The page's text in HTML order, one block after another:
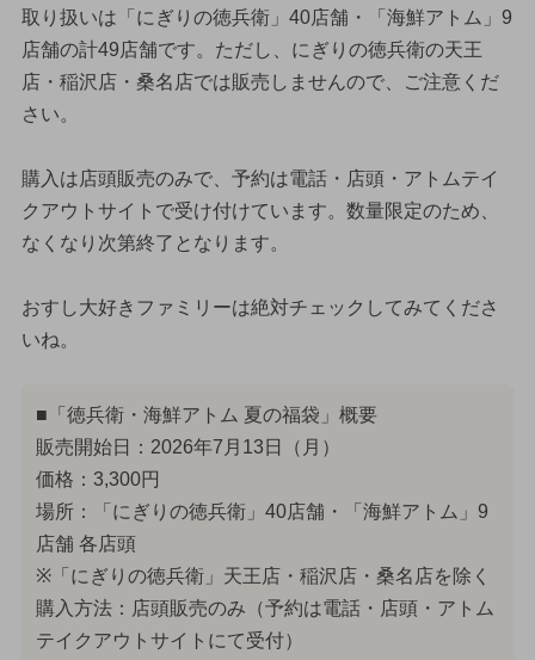
取り扱いは「にぎりの徳兵衛」40店舗・「海鮮アトム」9
店舗の計49店舗です。ただし、にぎりの徳兵衛の天王
店・稲沢店・桑名店では販売しませんので、ご注意くだ
さい。
購入は店頭販売のみで、予約は電話・店頭・アトムテイ
クアウトサイトで受け付けています。数量限定のため、
なくなり次第終了となります。
おすし大好きファミリーは絶対チェックしてみてくださ
いね。
■「徳兵衛・海鮮アトム 夏の福袋」概要
販売開始日：2026年7月13日（月）
価格：3,300円
場所：「にぎりの徳兵衛」40店舗・「海鮮アトム」9
店舗 各店頭
※「にぎりの徳兵衛」天王店・稲沢店・桑名店を除く
購入方法：店頭販売のみ（予約は電話・店頭・アトム
テイクアウトサイトにて受付）